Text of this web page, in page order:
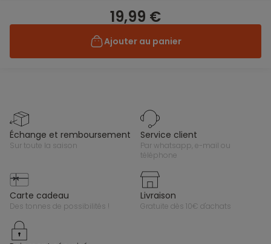
19,99 €
Ajouter au panier
échange et remboursement
sur toute la saison
service client
par whatsapp, e-mail ou
téléphone
carte cadeau
des tonnes de possibilités !
livraison
gratuite dès 10€ d'achats